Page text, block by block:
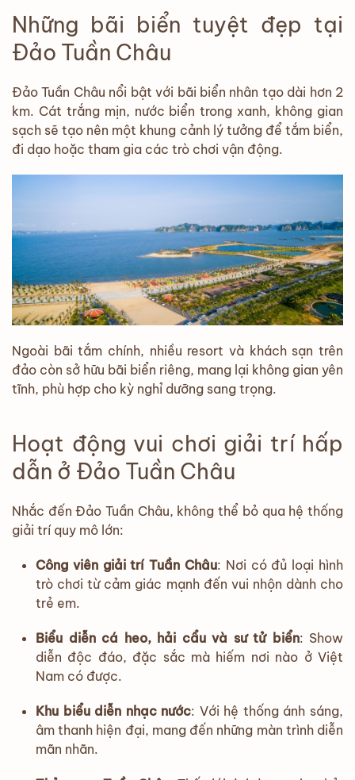
Những bãi biển tuyệt đẹp tại
Đảo Tuần Châu
Đảo Tuần Châu nổi bật với bãi biển nhân tạo dài hơn 2
km. Cát trắng mịn, nước biển trong xanh, không gian
sạch sẽ tạo nên một khung cảnh lý tưởng để tắm biển,
đi dạo hoặc tham gia các trò chơi vận động.
Ngoài bãi tắm chính, nhiều resort và khách sạn trên
đảo còn sở hữu bãi biển riêng, mang lại không gian yên
tĩnh, phù hợp cho kỳ nghỉ dưỡng sang trọng.
Hoạt động vui chơi giải trí hấp
dẫn ở Đảo Tuần Châu
Nhắc đến Đảo Tuần Châu, không thể bỏ qua hệ thống
giải trí quy mô lớn:
Công viên giải trí Tuần Châu: Nơi có đủ loại hình
trò chơi từ cảm giác mạnh đến vui nhộn dành cho
trẻ em.
Biểu diễn cá heo, hải cẩu và sư tử biển: Show
diễn độc đáo, đặc sắc mà hiếm nơi nào ở Việt
Nam có được.
Khu biểu diễn nhạc nước: Với hệ thống ánh sáng,
âm thanh hiện đại, mang đến những màn trình diễn
mãn nhãn.